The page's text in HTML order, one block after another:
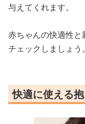
与えてくれます。
赤ちゃんの快適性と
チェックしましょう。
快適に使える